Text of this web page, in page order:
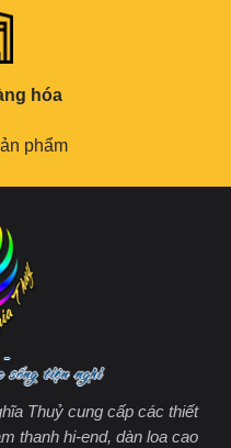
hóa
phẩm
Thuỷ cung cấp các thiết
thanh hi-end, dàn loa cao